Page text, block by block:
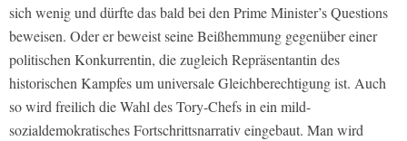
sich wenig und dürfte das bald bei den Prime Minister’s Questions
beweisen. Oder er beweist seine Beißhemmung gegenüber einer
politischen Konkurrentin, die zugleich Repräsentantin des
historischen Kampfes um universale Gleichberechtigung ist. Auch
so wird freilich die Wahl des Tory-Chefs in ein mild-
sozialdemokratisches Fortschrittsnarrativ eingebaut. Man wird